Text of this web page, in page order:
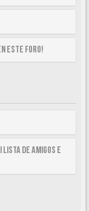
este foro!
de Amigos e